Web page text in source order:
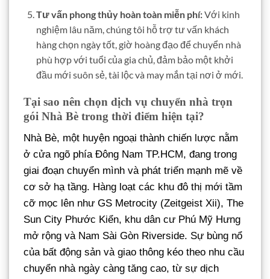
Tư vấn phong thủy hoàn toàn miễn phí:Với kinh
nghiệm lâu năm, chúng tôi hỗ trợ tư vấn khách
hàng chọn ngày tốt, giờ hoàng đạo để chuyển nhà
phù hợp với tuổi của gia chủ, đảm bảo một khởi
đầu mới suôn sẻ, tài lộc và may mắn tại nơi ở mới.
Tại sao nên chọn dịch vụ chuyển nhà trọn
gói Nhà Bè trong thời điểm hiện tại?
Nhà Bè, một huyện ngoại thành chiến lược nằm
ở cửa ngõ phía Đông Nam TP.HCM, đang trong
giai đoạn chuyển mình và phát triển mạnh mẽ về
cơ sở hạ tầng. Hàng loạt các khu đô thị mới tầm
cỡ mọc lên như GS Metrocity (Zeitgeist Xii), The
Sun City Phước Kiển, khu dân cư Phú Mỹ Hưng
mở rộng và Nam Sài Gòn Riverside. Sự bùng nổ
của bất động sản và giao thông kéo theo nhu cầu
chuyển nhà ngày càng tăng cao, từ sự dịch